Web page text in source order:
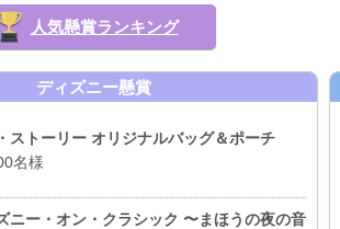
人気懸賞ランキング
ディズニー懸賞
ストーリー オリジナルバッグ＆ポーチ
名様
ニー・オン・クラシック 〜まほうの夜の音